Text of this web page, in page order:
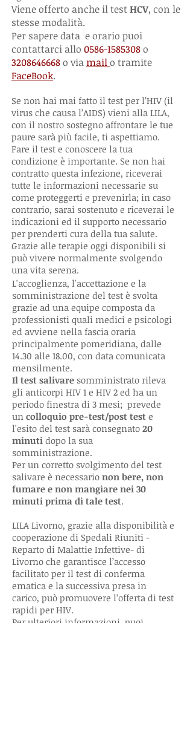
Viene offerto anche il testHCV, con le
stesse modalità.
Per sapere data e orario puoi
contattarci allo 0586-1585308o
3208646668o via mailo tramite
FaceBook.
Se non hai mai fatto il test per l’HIV (il
virus che causa l’AIDS) vieni alla LILA,
con il nostro sostegno affrontare le tue
paure sarà più facile, ti aspettiamo.
Fare il test e conoscere la tua
condizione è importante. Se non hai
contratto questa infezione, riceverai
tutte le informazioni necessarie su
come proteggerti e prevenirla; in caso
contrario, sarai sostenuto e riceverai le
indicazioni ed il supporto necessario
per prenderti cura della tua salute.
Grazie alle terapie oggi disponibili si
può vivere normalmente svolgendo
una vita serena.
L'accoglienza, l'accettazione e la
somministrazione del test è svolta
grazie ad una equipe composta da
professionisti quali medici e psicologi
ed avviene nella fascia oraria
principalmente pomeridiana, dalle
14.30 alle 18.00, con data comunicata
mensilmente.
Il test salivare somministrato rileva
gli anticorpi HIV 1 e HIV 2 ed ha un
periodo finestra di 3 mesi; prevede
un colloquio pre-test/post test e
l'esito del test sarà consegnato 20
minuti dopo la sua
somministrazione.
Per un corretto svolgimento del test
salivare è necessario non bere, non
fumare e non mangiare nei 30
minuti prima di tale test.
LILA Livorno, grazie alla disponibilità e
cooperazione di Spedali Riuniti -
Reparto di Malattie Infettive- di
Livorno che garantisce l’accesso
facilitato per il test di conferma
ematica e la successiva presa in
carico, può promuovere l’offerta di test
rapidi per HIV.
Per ulteriori informazioni, puoi